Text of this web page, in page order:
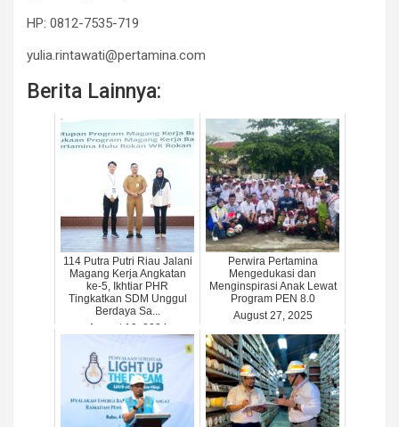
HP: 0812-7535-719
yulia.rintawati@pertamina.com
Berita Lainnya:
114 Putra Putri Riau Jalani
Magang Kerja Angkatan
ke-5, Ikhtiar PHR
Tingkatkan SDM Unggul
Berdaya Sa...
August 19, 2024
Perwira Pertamina
Mengedukasi dan
Menginspirasi Anak Lewat
Program PEN 8.0
August 27, 2025